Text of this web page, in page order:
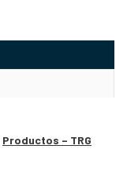
Productos – TRG